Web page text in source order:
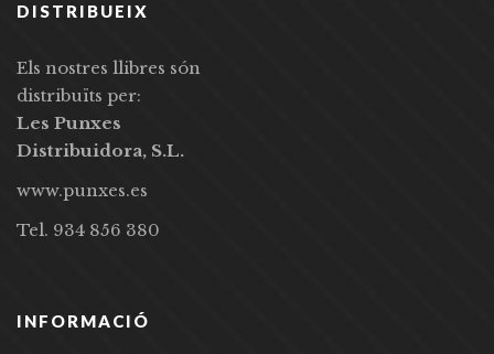
DISTRIBUEIX
Els nostres llibres són
distribuïts per:
Les Punxes
Distribuidora, S.L.
www.punxes.es
Tel. 934 856 380
INFORMACIÓ